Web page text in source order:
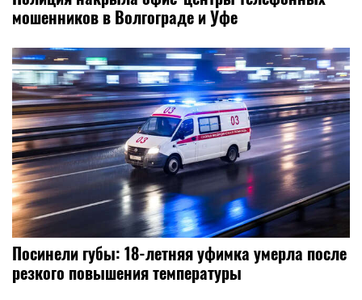
мошенников в Волгограде и Уфе
Посинели губы: 18-летняя уфимка умерла после
резкого повышения температуры